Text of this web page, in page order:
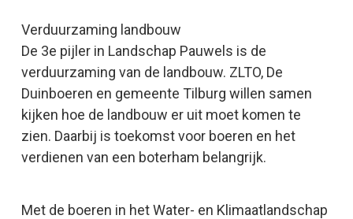
Verduurzaming landbouw
De 3e pijler in Landschap Pauwels is de
verduurzaming van de landbouw. ZLTO, De
Duinboeren en gemeente Tilburg willen samen
kijken hoe de landbouw er uit moet komen te
zien. Daarbij is toekomst voor boeren en het
verdienen van een boterham belangrijk.
Met de boeren in het Water- en Klimaatlandschap